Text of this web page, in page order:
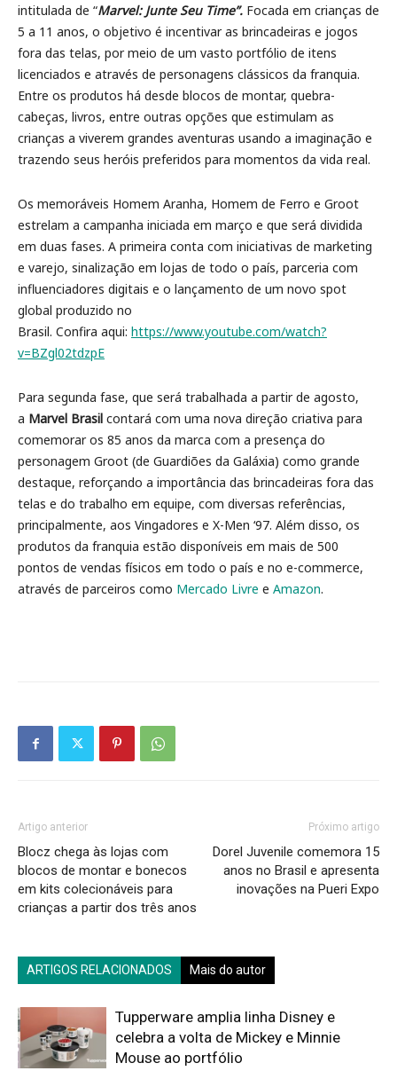
intitulada de “Marvel: Junte Seu Time”. Focada em crianças de
5 a 11 anos, o objetivo é incentivar as brincadeiras e jogos
fora das telas, por meio de um vasto portfólio de itens
licenciados e através de personagens clássicos da franquia.
Entre os produtos há desde blocos de montar, quebra-
cabeças, livros, entre outras opções que estimulam as
crianças a viverem grandes aventuras usando a imaginação e
trazendo seus heróis preferidos para momentos da vida real.
Os memoráveis Homem Aranha, Homem de Ferro e Groot
estrelam a campanha iniciada em março e que será dividida
em duas fases. A primeira conta com iniciativas de marketing
e varejo, sinalização em lojas de todo o país, parceria com
influenciadores digitais e o lançamento de um novo spot
global produzido no
Brasil. Confira aqui: https://www.youtube.com/watch?
v=BZgl02tdzpE
Para segunda fase, que será trabalhada a partir de agosto,
a Marvel Brasil contará com uma nova direção criativa para
comemorar os 85 anos da marca com a presença do
personagem Groot (de Guardiões da Galáxia) como grande
destaque, reforçando a importância das brincadeiras fora das
telas e do trabalho em equipe, com diversas referências,
principalmente, aos Vingadores e X-Men ‘97. Além disso, os
produtos da franquia estão disponíveis em mais de 500
pontos de vendas físicos em todo o país e no e-commerce,
através de parceiros como Mercado Livre e Amazon.
Artigo anterior
Blocz chega às lojas com
blocos de montar e bonecos
em kits colecionáveis para
crianças a partir dos três anos
Próximo artigo
Dorel Juvenile comemora 15
anos no Brasil e apresenta
inovações na Pueri Expo
ARTIGOS RELACIONADOS Mais do autor
Tupperware amplia linha Disney e
celebra a volta de Mickey e Minnie
Mouse ao portfólio